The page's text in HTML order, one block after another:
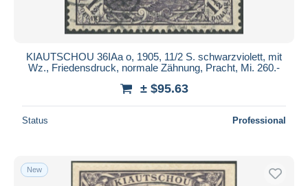
Duration
All durations
Closing in hours
Price
Free shipping
KIAUTSCHOU 36IAa o, 1905, 11/2 S. schwarzviolett, mit
Wz., Friedensdruck, normale Zähnung, Pracht, Mi. 260.-
± $95.63
Status Professional
New